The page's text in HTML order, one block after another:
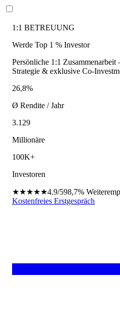
1:1 BETREUUNG
Werde Top 1 % Investor
Persönliche 1:1
Strategie & exklusive Co-
26,8%
Ø Rendite / Jahr
3.129
Millionäre
100K+
Investoren
★★★★★4.9/598,7%
Kostenfreies Erstgespräch